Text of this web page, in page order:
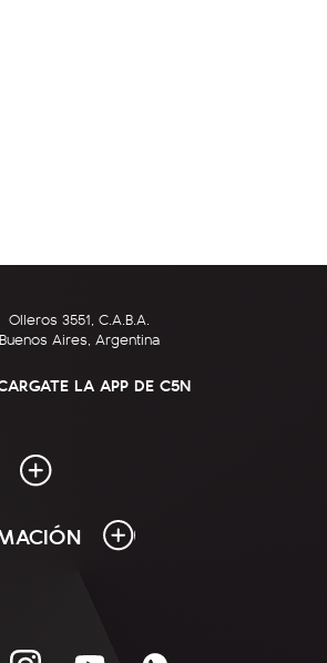
Olleros 3551, C.A.B.A.
Buenos Aires, Argentina
LA APP DE C5N